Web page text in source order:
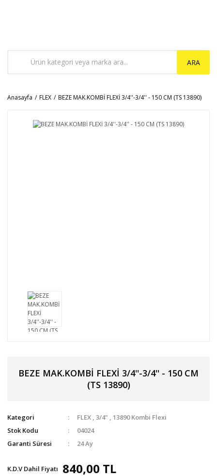
ARA
Anasayfa FLEX BEZE MAK.KOMBİ FLEXİ 3/4''-3/4'' - 150 CM (TS 13890)
BEZE MAK.KOMBİ FLEXİ 3/4''-3/4'' - 150 CM
(TS 13890)
Kategori FLEX ,3/4" ,13890 Kombi Flexi
Stok Kodu
04024
Garanti Süresi
24 Ay
K.D.V Dahil Fiyatı 840,00 TL